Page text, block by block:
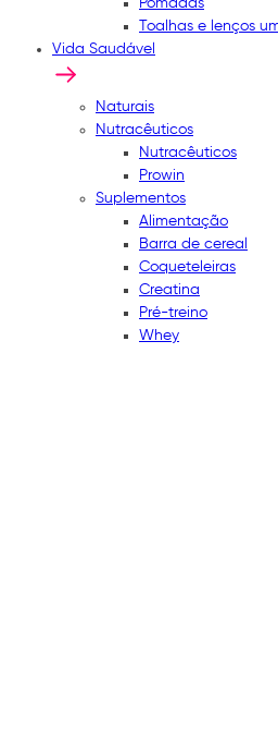
Pomadas
Toalhas e lenços
Vida Saudável
Naturais
Nutracêuticos
Nutracêuticos
Prowin
Suplementos
Alimentação
Barra de cereal
Coqueteleiras
Creatina
Pré-treino
Whey